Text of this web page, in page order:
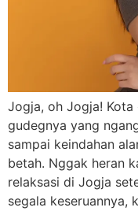
Jogja, oh Jogja! Kota
gudegnya yang
sampai keindahan
betah. Nggak heran
relaksasi di Jogja
segala keseruannya,